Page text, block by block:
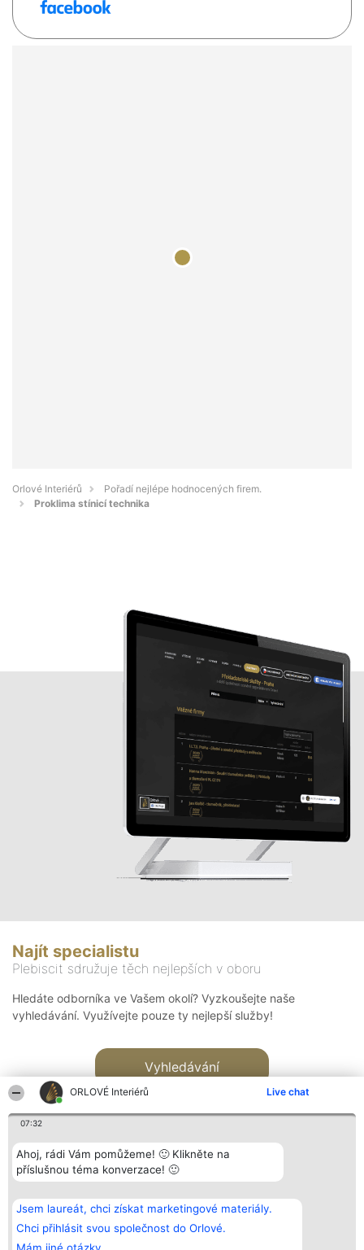
ORLOVÉ Interiérů Live chat
07:32
Ahoj, rádi Vám pomůžeme! 🙂 Klikněte na
příslušnou téma konverzace! 🙂
Jsem laureát, chci získat marketingové materiály.
Chci přihlásit svou společnost do Orlové.
Orlové Interiérů
Pořadí nejlépe hodnocených firem.
Proklima stínicí technika
Najít specialistu
Plebiscit sdružuje těch nejlepších v oboru
Hledáte odborníka ve Vašem okolí? Vyzkoušejte naše
vyhledávání. Využívejte pouze ty nejlepší služby!
Vyhledávání
Bright Side Solutions sp. z o.
o. sp. k.
ul. Ruska 22
Wrocław 50-079
KRS 0000749100 | Regon
Vítězové
Seznam všech
laureátů
Zásady
Kontakt